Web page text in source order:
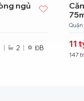
ngủ
2 ĐB
Quận
11
147